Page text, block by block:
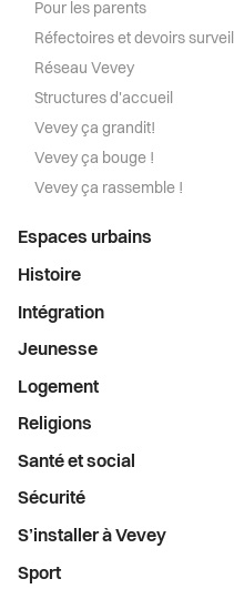
Vie de quartier
Pour les parents
Réfectoires et devoirs
Réseau Vevey
Structures d'accueil
Vevey ça grandit!
Vevey ça bouge !
Vevey ça rassemble !
Espaces urbains
Histoire
Intégration
Jeunesse
Logement
Religions
Santé et social
Sécurité
S’installer à Vevey
Sport